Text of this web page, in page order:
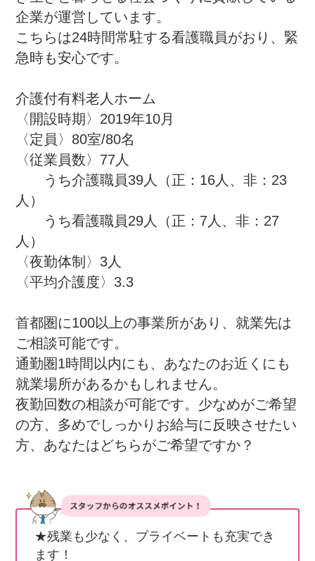
企業が運営しています。
こちらは24時間常駐する看護職員がおり、緊
急時も安心です。
介護付有料老人ホーム
〈開設時期〉2019年10月
〈定員〉80室/80名
〈従業員数〉77人
うち介護職員39人（正：16人、非：23
人）
うち看護職員29人（正：7人、非：27
人）
〈夜勤体制〉3人
〈平均介護度〉3.3
首都圏に100以上の事業所があり、就業先は
ご相談可能です。
通勤圏1時間以内にも、あなたのお近くにも
就業場所があるかもしれません。
夜勤回数の相談が可能です。少なめがご希望
の方、多めでしっかりお給与に反映させたい
方、あなたはどちらがご希望ですか？
★残業も少なく、プライベートも充実でき
ます！